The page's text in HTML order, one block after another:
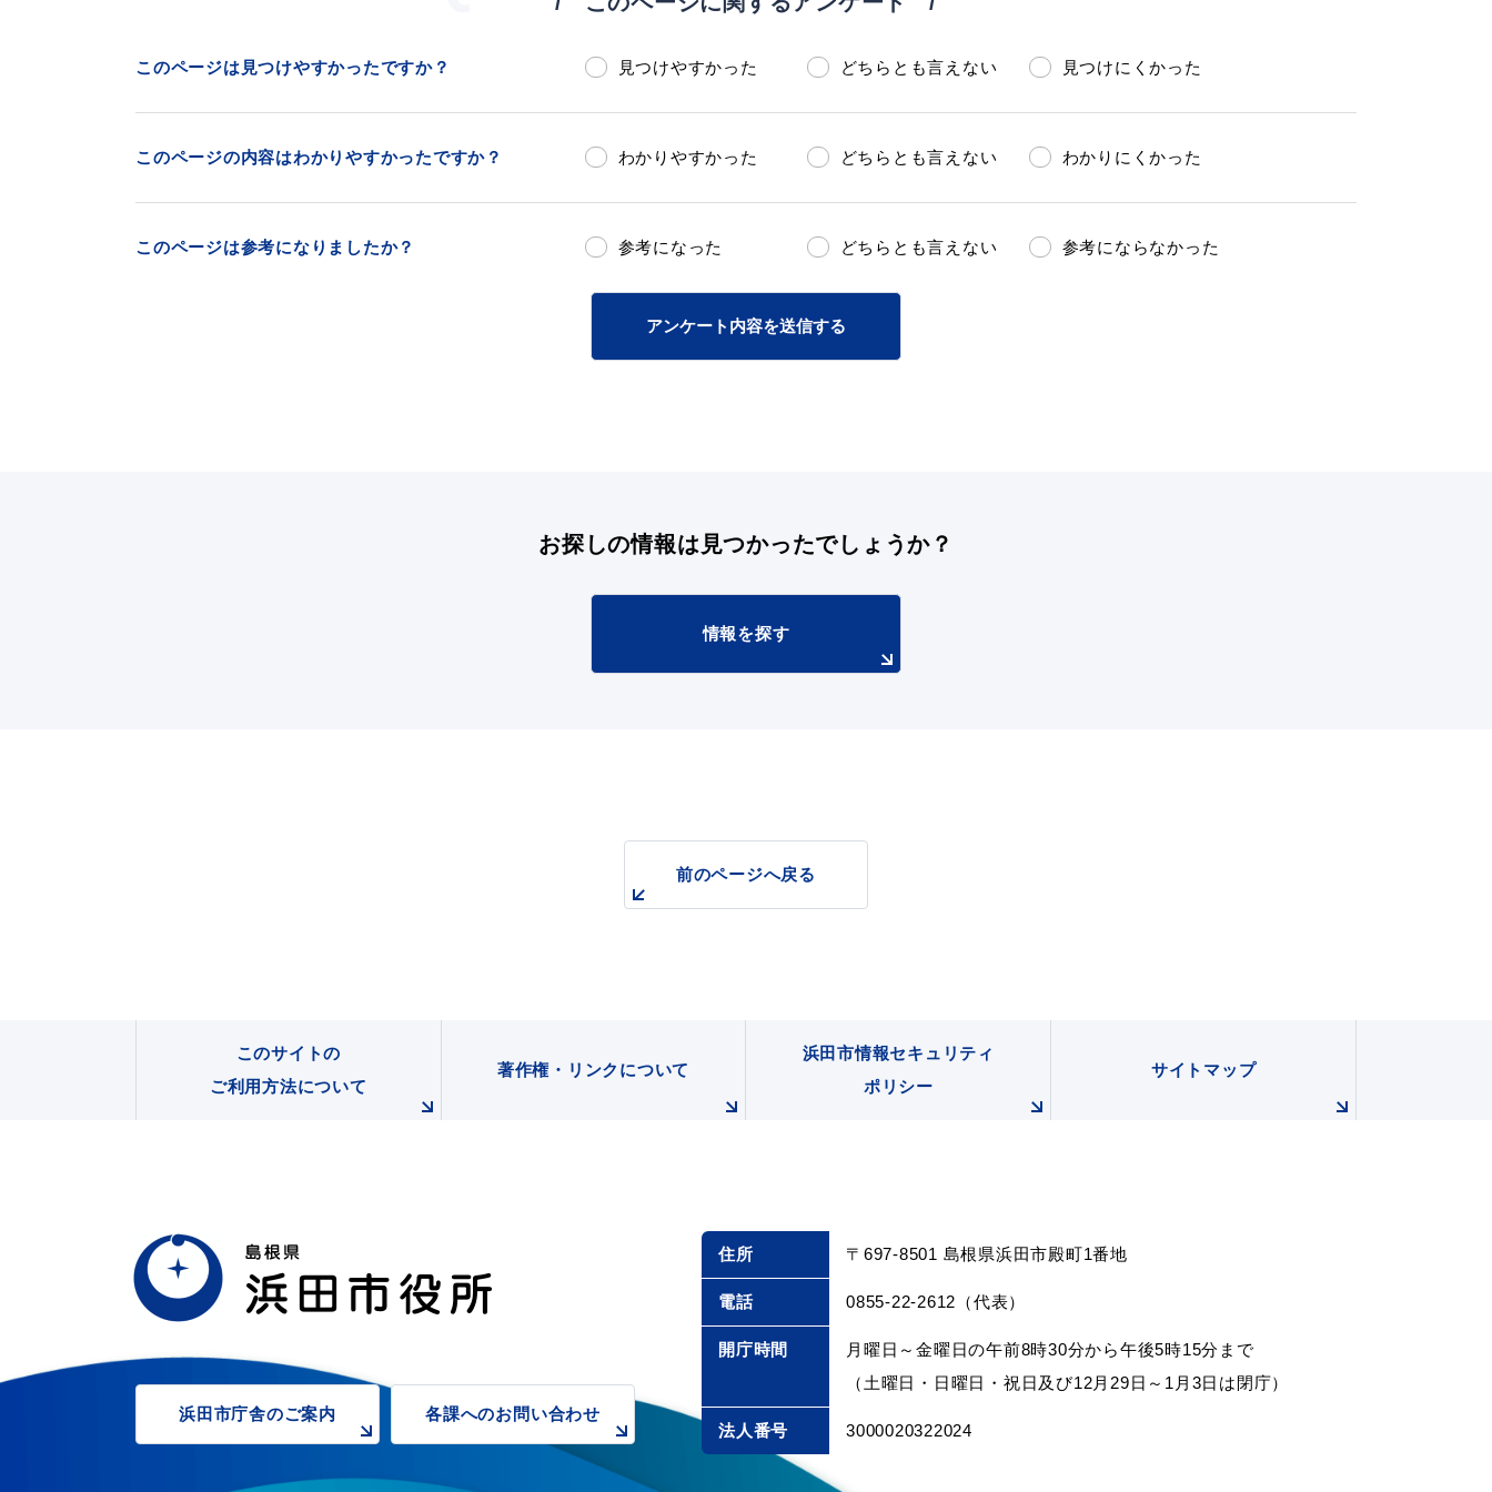
このページは見つけやすかったですか？ 見つけやすかった どちらとも言えない 見つけにくかった
このページの内容はわかりやすかったですか？ わかりやすかった どちらとも言えない わかりにくかった
このページは参考になりましたか？ 参考になった どちらとも言えない 参考にならなかった
アンケート内容を送信する
お探しの情報は 見つかったでしょうか？
情報を探す
前のページへ戻る
このサイトの
ご利用方法について
著作権・リンクについて
浜田市情報セキュリティ
ポリシー
サイトマップ
浜田市庁舎のご案内 各課へのお問い合わせ
住所 〒697-8501 島根県浜田市殿町1番地
電話 0855-22-2612（代表）
開庁時間
月曜日～金曜日の午前8時30分から午後5時15分まで
（土曜日・日曜日・祝日及び12月29日～1月3日は閉庁）
法人番号 3000020322024